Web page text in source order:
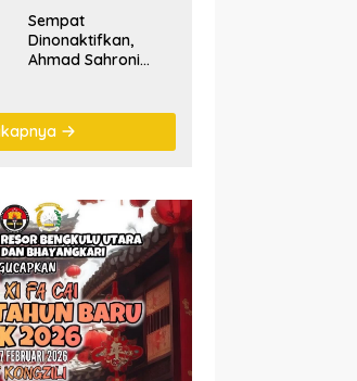
Sempat
Dinonaktifkan,
Ahmad Sahroni
DPR RI